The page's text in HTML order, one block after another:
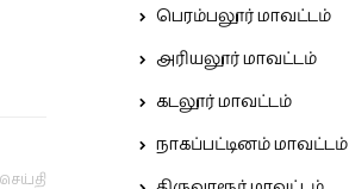
பெரம்பலூர் மாவட்டம்
அரியலூர் மாவட்டம்
கடலூர் மாவட்டம்
நாகப்பட்டினம் மாவட்டம்